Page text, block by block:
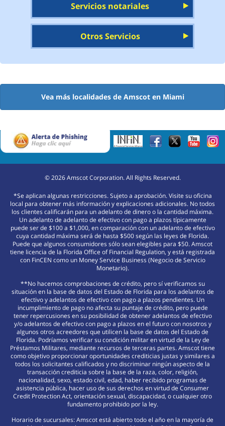
Servicios notariales
Otros Servicios
Vea más localidades de Amscot en Miami
©2026Amscot Corporation. All Rights Reserved.
*Se aplican algunas restricciones. Sujeto a aprobación. Visite su oficina
local para obtener más información y explicaciones adicionales. No todos
los clientes calificarán para un adelanto de dinero o la cantidad máxima.
Un adelanto de adelanto de efectivo con pago a plazos típicamente
puede ser de $100 a $1,000, en comparación con un adelanto de efectivo
cuya cantidad máxima será de hasta $500 según las leyes de Florida.
Puede que algunos consumidores sólo sean elegibles para $50. Amscot
tiene licencia de la Florida Office of Financial Regulation, y está registrada
con FinCEN como un Money Service Business (Negocio de Servicio
Monetario).
**No hacemos comprobaciones de crédito, pero sí verificamos su
situación en la base de datos del Estado de Florida para los adelantos de
efectivo y adelantos de efectivo con pago a plazos pendientes. Un
incumplimiento de pago no afecta su puntaje de crédito, pero puede
tener repercusiones en su posibilidad de obtener adelantos de efectivo
y/o adelantos de efectivo con pago a plazos en el futuro con nosotros y
algunos otros acreedores que utilicen la base de datos del Estado de
Florida. Podríamos verificar su condición militar en virtud de la Ley de
Préstamos Militares, mediante recursos de terceras partes. Amscot tiene
como objetivo proporcionar oportunidades crediticias justas y similares a
todos los solicitantes calificados y no discriminar ningún aspecto de la
transacción crediticia sobre la base de la raza, color, religión,
nacionalidad, sexo, estado civil, edad, haber recibido programas de
asistencia pública, hacer uso de sus derechos en virtud de Consumer
Credit Protection Act, orientación sexual, discapacidad, o cualquier otro
fundamento prohibido por la ley.
Horario de sucursales: Amscot está abierto todo el año en la mayoría de